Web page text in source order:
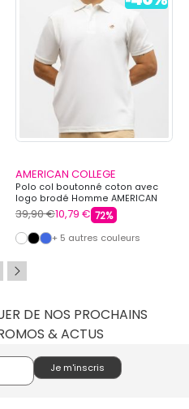
AMERICAN COLLEGE
Polo col boutonné coton avec
logo brodé Homme AMERICAN
COLLEGE
39,90 €10,79 € 72%
+ 5 autres couleurs
DE NOS PROCHAINS
& ACTUS